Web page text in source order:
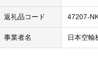
返礼品コード 47207-
事業者名 日本空輸